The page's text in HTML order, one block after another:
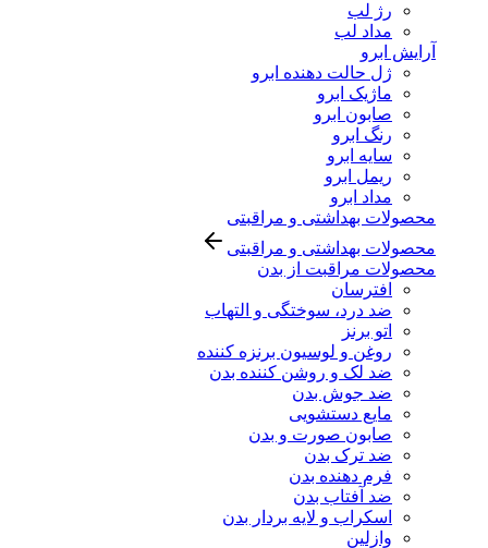
رژ لب
مداد لب
آرایش ابرو
ژل حالت دهنده ابرو
ماژیک ابرو
صابون ابرو
رنگ ابرو
سایه ابرو
ریمل ابرو
مداد ابرو
محصولات بهداشتی و مراقبتی
محصولات بهداشتی و مراقبتی
محصولات مراقبت از بدن
افترسان
ضد درد، سوختگی و التهاب
اتو برنز
روغن و لوسیون برنزه کننده
ضد لک و روشن کننده بدن
ضد جوش بدن
مایع دستشویی
صابون صورت و بدن
ضد ترک بدن
فرم دهنده بدن
ضد آفتاب بدن
اسکراب و لایه بردار بدن
وازلین